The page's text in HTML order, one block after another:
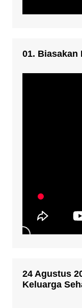
01. Biasakan
24 Agustus
Keluarga